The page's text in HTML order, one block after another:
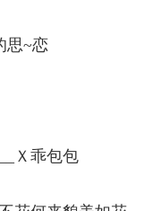
思~恋
Ｘ乖包包